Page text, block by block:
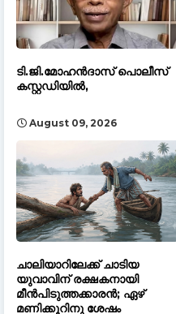
ടി.ജി.മോഹൻദാസ് പൊലീസ്
കസ്റ്റഡിയിൽ,
August 09, 2026
ചാലിയാറിലേക്ക് ചാടിയ
യുവാവിന് രക്ഷകനായി
മീൻപിടുത്തക്കാരൻ; ഏഴ്
മണിക്കൂറിനു ശേഷം